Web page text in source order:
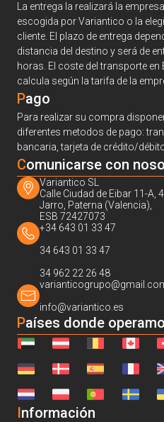
La entrega la realizará la
escogida por Variantico o la
cliente. El plazo de entrega
distancia del destino y será de
horas. El coste del transporte en
calcula según la tarifa de la
Pago
Para realizar su compra
diferentes metodos de pago:
bancaria, tarjeta de crédito/
Comunicarse con
Variantico SL
Calle Ciudad de Eibar 11-
Jarro, Paterna (Valencia),
ESB 72427073
+34 643 01 33 47
34 643 01 33 47
34 962 22 26 48
info@variantico.es
Países donde
Información